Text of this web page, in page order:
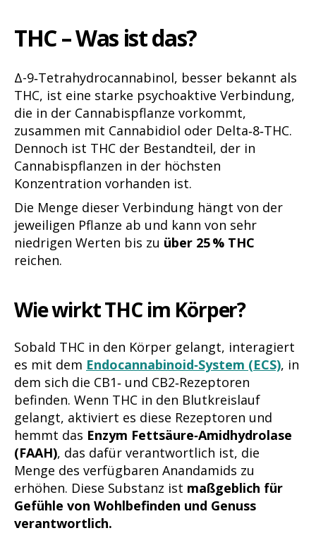
THC – Was ist das?
Δ-9‑Tetrahydrocannabinol, besser bekannt als
THC, ist eine starke psychoaktive Verbindung,
die in der Cannabispflanze vorkommt,
zusammen mit Cannabidiol oder Delta‑8‑THC.
Dennoch ist THC der Bestandteil, der in
Cannabispflanzen in der höchsten
Konzentration vorhanden ist.
Die Menge dieser Verbindung hängt von der
jeweiligen Pflanze ab und kann von sehr
niedrigen Werten bis zu über 25 % THC
reichen.
Wie wirkt THC im Körper?
Sobald THC in den Körper gelangt, interagiert
es mit dem Endocannabinoid‑System (ECS), in
dem sich die CB1‑ und CB2‑Rezeptoren
befinden. Wenn THC in den Blutkreislauf
gelangt, aktiviert es diese Rezeptoren und
hemmt das Enzym Fettsäure‑Amidhydrolase
(FAAH), das dafür verantwortlich ist, die
Menge des verfügbaren Anandamids zu
erhöhen. Diese Substanz ist maßgeblich für
Gefühle von Wohlbefinden und Genuss
verantwortlich.